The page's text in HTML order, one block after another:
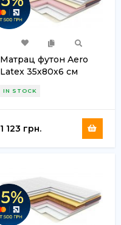
Матрац футон Aero
Latex 35х80х6 см
IN STOCK
1 123 грн.